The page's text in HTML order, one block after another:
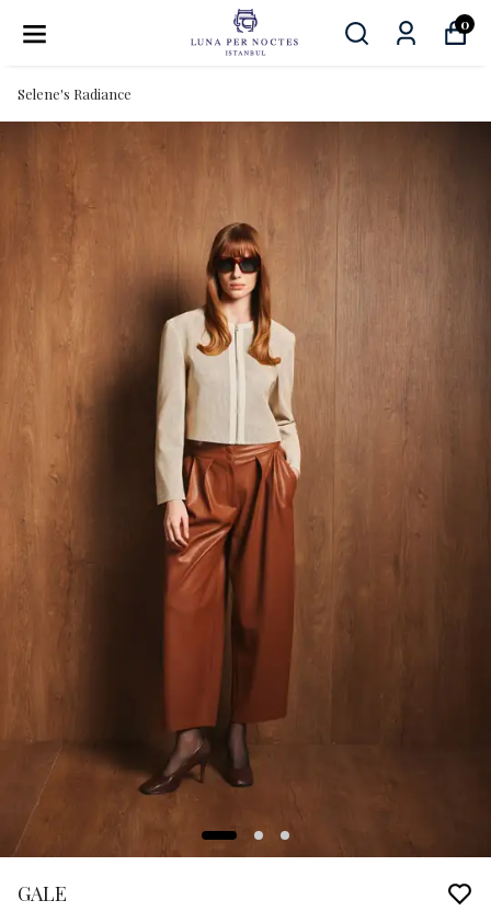
0
Selene's Radiance
GALE